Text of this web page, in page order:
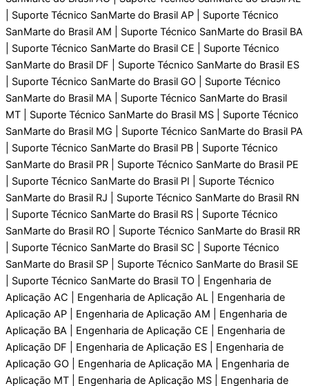
| Suporte Técnico SanMarte do Brasil AP | Suporte Técnico
SanMarte do Brasil AM | Suporte Técnico SanMarte do Brasil BA
| Suporte Técnico SanMarte do Brasil CE | Suporte Técnico
SanMarte do Brasil DF | Suporte Técnico SanMarte do Brasil ES
| Suporte Técnico SanMarte do Brasil GO | Suporte Técnico
SanMarte do Brasil MA | Suporte Técnico SanMarte do Brasil
MT | Suporte Técnico SanMarte do Brasil MS | Suporte Técnico
SanMarte do Brasil MG | Suporte Técnico SanMarte do Brasil PA
| Suporte Técnico SanMarte do Brasil PB | Suporte Técnico
SanMarte do Brasil PR | Suporte Técnico SanMarte do Brasil PE
| Suporte Técnico SanMarte do Brasil PI | Suporte Técnico
SanMarte do Brasil RJ | Suporte Técnico SanMarte do Brasil RN
| Suporte Técnico SanMarte do Brasil RS | Suporte Técnico
SanMarte do Brasil RO | Suporte Técnico SanMarte do Brasil RR
| Suporte Técnico SanMarte do Brasil SC | Suporte Técnico
SanMarte do Brasil SP | Suporte Técnico SanMarte do Brasil SE
| Suporte Técnico SanMarte do Brasil TO | Engenharia de
Aplicaçāo AC | Engenharia de Aplicaçāo AL | Engenharia de
Aplicaçāo AP | Engenharia de Aplicaçāo AM | Engenharia de
Aplicaçāo BA | Engenharia de Aplicaçāo CE | Engenharia de
Aplicaçāo DF | Engenharia de Aplicaçāo ES | Engenharia de
Aplicaçāo GO | Engenharia de Aplicaçāo MA | Engenharia de
Aplicaçāo MT | Engenharia de Aplicaçāo MS | Engenharia de